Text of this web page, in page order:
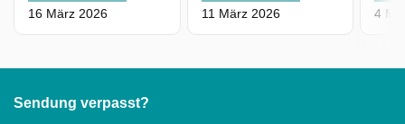
16 März 2026
11 März 2026
4
Sendung verpasst?